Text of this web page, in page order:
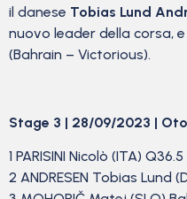
il danese Tobias Lund
nuovo leader della corsa,
(Bahrain – Victorious).
Stage 3 | 28/09/2023 |
1 PARISINI Nicolò (ITA)
2 ANDRESEN Tobias Lund